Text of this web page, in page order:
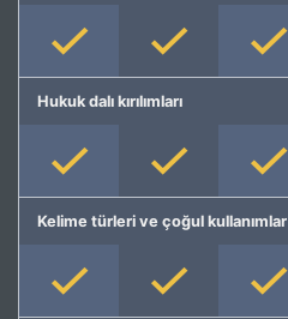
Hukuk dalı kırılımları
Kelime türleri ve çoğul kullanımlar